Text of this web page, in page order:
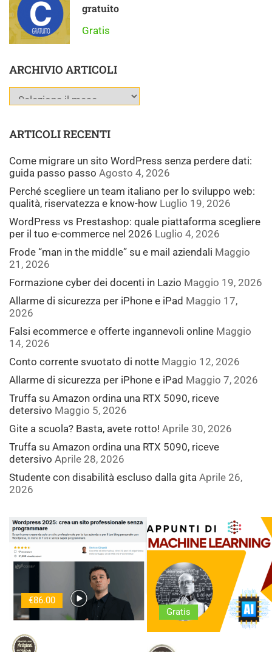
gratuito
Gratis
ARCHIVIO ARTICOLI
ARTICOLI RECENTI
Come migrare un sito WordPress senza perdere dati:
guida passo passo Agosto 4, 2026
Perché scegliere un team italiano per lo sviluppo web:
qualità, riservatezza e know-how Luglio 19, 2026
WordPress vs Prestashop: quale piattaforma scegliere
per il tuo e-commerce nel 2026 Luglio 4, 2026
Frode “man in the middle” su e mail aziendali Maggio
21, 2026
Formazione cyber dei docenti in Lazio Maggio 19, 2026
Allarme di sicurezza per iPhone e iPad Maggio 17,
2026
Falsi ecommerce e offerte ingannevoli online Maggio
14, 2026
Conto corrente svuotato di notte Maggio 12, 2026
Allarme di sicurezza per iPhone e iPad Maggio 7, 2026
Truffa su Amazon ordina una RTX 5090, riceve
detersivo Maggio 5, 2026
Gite a scuola? Basta, avete rotto! Aprile 30, 2026
Truffa su Amazon ordina una RTX 5090, riceve
detersivo Aprile 28, 2026
Studente con disabilità escluso dalla gita Aprile 26,
2026
€86.00
Gratis